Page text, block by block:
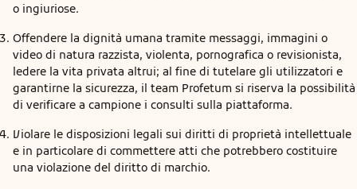
o ingiuriose.
Offendere la dignità umana tramite messaggi, immagini o
video di natura razzista, violenta, pornografica o revisionista,
ledere la vita privata altrui; al fine di tutelare gli utilizzatori e
garantirne la sicurezza, il team Profetum si riserva la possibilità
di verificare a campione i consulti sulla piattaforma.
Violare le disposizioni legali sui diritti di proprietà intellettuale
e in particolare di commettere atti che potrebbero costituire
una violazione del diritto di marchio.